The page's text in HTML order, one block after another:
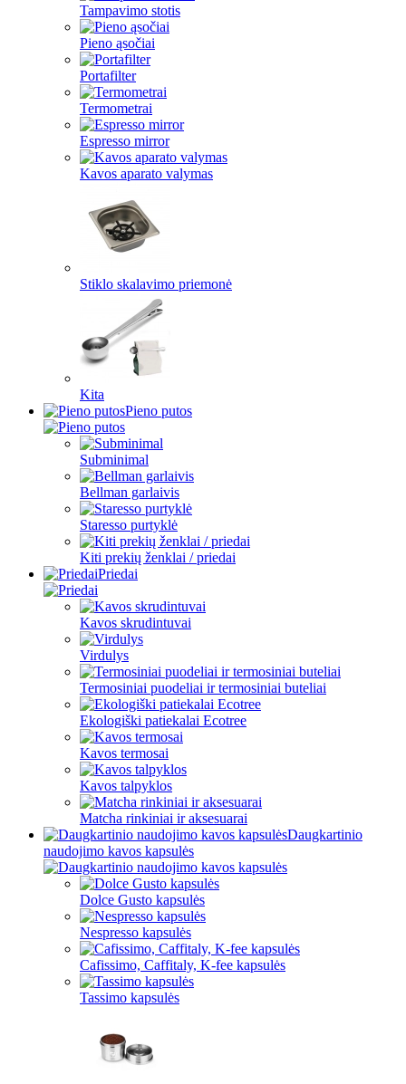
Tampavimo stotis
Pieno ąsočiai
Portafilter
Termometrai
Espresso mirror
Kavos aparato valymas
Stiklo skalavimo priemonė
Kita
Pieno putos
Subminimal
Bellman garlaivis
Staresso purtyklė
Kiti prekių ženklai / priedai
Priedai
Kavos skrudintuvai
Virdulys
Termosiniai puodeliai ir termosiniai buteliai
Ekologiški patiekalai Ecotree
Kavos termosai
Kavos talpyklos
Matcha rinkiniai ir aksesuarai
Daugkartinio
naudojimo kavos kapsulės
Dolce Gusto kapsulės
Nespresso kapsulės
Cafissimo, Caffitaly, K-fee kapsulės
Tassimo kapsulės